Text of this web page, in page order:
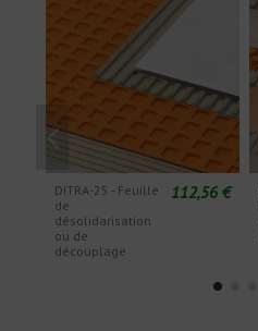
DITRA-25 - Feuille
de
désolidarisation
ou de
découplage
112,56 €